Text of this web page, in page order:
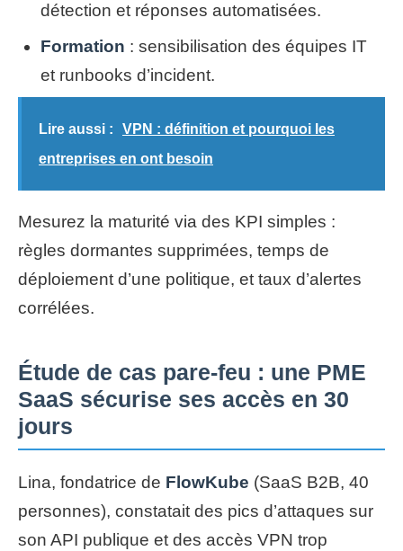
détection et réponses automatisées.
Formation : sensibilisation des équipes IT
et runbooks d’incident.
Lire aussi :
VPN : définition et pourquoi les
entreprises en ont besoin
Mesurez la maturité via des KPI simples :
règles dormantes supprimées, temps de
déploiement d’une politique, et taux d’alertes
corrélées.
Étude de cas pare-feu : une PME
SaaS sécurise ses accès en 30
jours
Lina, fondatrice de FlowKube (SaaS B2B, 40
personnes), constatait des pics d’attaques sur
son API publique et des accès VPN trop